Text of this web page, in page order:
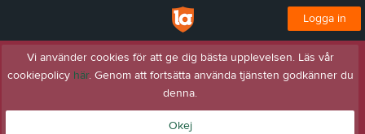
Logga in
Vi använder cookies för att ge dig bästa upplevelsen. Läs vår
cookiepolicy här. Genom att fortsätta använda tjänsten godkänner du
denna.
Okej